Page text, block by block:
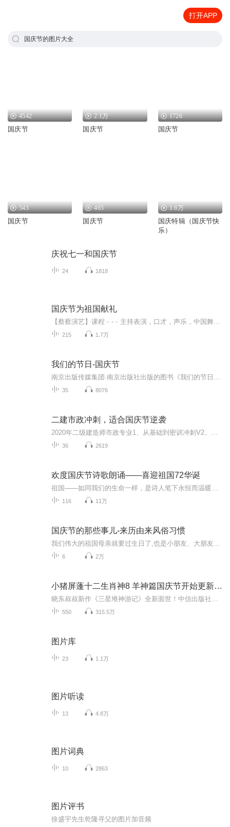
打开APP
国庆节的图片大全
4542
国庆节
2.1万
国庆节
1726
国庆节
543
国庆节
465
国庆节
1.6万
国庆特辑（国庆节快
乐）
庆祝七一和国庆节
24 1818
国庆节为祖国献礼
215 1.7万
我们的节日-国庆节
35 8076
二建市政冲刺，适合国庆节逆袭
36 2619
欢度国庆节诗歌朗诵——喜迎祖国72华诞
116 11万
国庆节的那些事儿-来历由来风俗习惯
6 2万
小猪屏蓬十二生肖神8 羊神篇国庆节开始更新啦！
550 315.5万
图片库
23 1.1万
图片听读
13 4.8万
图片词典
10 2863
图片评书
徐盛宇先生乾隆寻父的图片加音频